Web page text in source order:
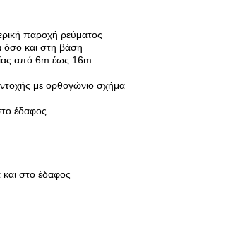
παροχή ρεύματος
όσο και στη βάση
από 6m έως 16m
με ορθογώνιο σχήμα
έδαφος.
στο έδαφος